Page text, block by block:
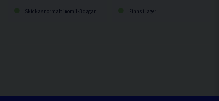
Skickas normalt inom 1-3 dagar Finns i lager